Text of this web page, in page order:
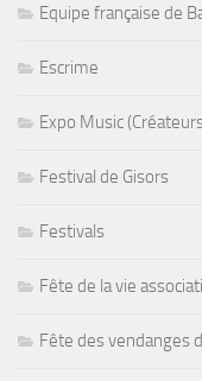
Equipe française de
Escrime
Expo Music
Festival de Gisors
Festivals
Fête de la vie
Fête des vendanges